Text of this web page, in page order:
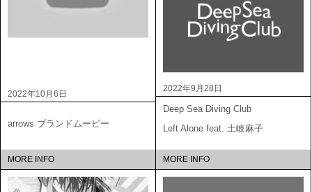
2022年10月6日
arrows ブランドムービー
MORE INFO
2022年9月28日
Deep Sea Diving Club
Left Alone feat. 土岐麻子
MORE INFO